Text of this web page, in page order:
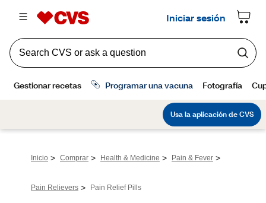
Inicio > Comprar > Health & Medicine > Pain & Fever >
Pain Relievers > Pain Relief Pills